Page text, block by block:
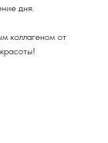
дня.
коллагеном от